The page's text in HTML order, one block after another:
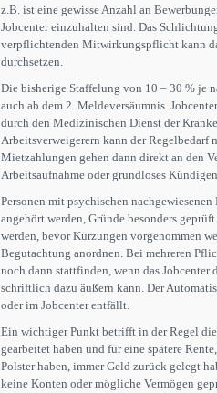
z.B. ist eine gewisse Anzahl an
Jobcenter einzuhalten sind. Das
verpflichtenden Mitwirkungspflicht kann
durchsetzen.
Die bisherige Staffelung von 10 – 30 % je
auch ab dem 2. Meldeversäumnis.
durch den Medizinischen Dienst der
Arbeitsverweigerern kann der Regelbedarf
Mietzahlungen gehen dann direkt an den
Arbeitsaufnahme oder grundloses
Personen mit psychischen
angehört werden, Gründe besonders
werden, bevor Kürzungen vorgenommen
Begutachtung anordnen. Bei mehreren
noch dann stattfinden, wenn das
schriftlich dazu äußern kann. Der
oder im Jobcenter entfällt.
Ein wichtiger Punkt betrifft in der Regel
gearbeitet haben und für eine spätere
Polster haben, immer Geld zurück gelegt
keine Konten oder mögliche Vermögen